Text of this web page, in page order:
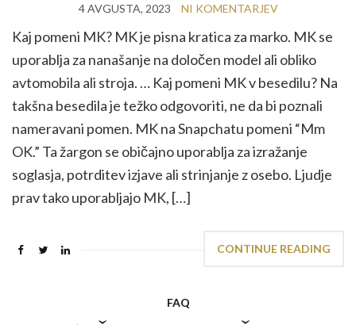
4 AVGUSTA, 2023 NI KOMENTARJEV
Kaj pomeni MK? MK je pisna kratica za marko. MK se
uporablja za nanašanje na določen model ali obliko
avtomobila ali stroja. … Kaj pomeni MK v besedilu? Na
takšna besedila je težko odgovoriti, ne da bi poznali
nameravani pomen. MK na Snapchatu pomeni “Mm
OK.” Ta žargon se običajno uporablja za izražanje
soglasja, potrditev izjave ali strinjanje z osebo. Ljudje
prav tako uporabljajo MK, […]
CONTINUE READING
FAQ